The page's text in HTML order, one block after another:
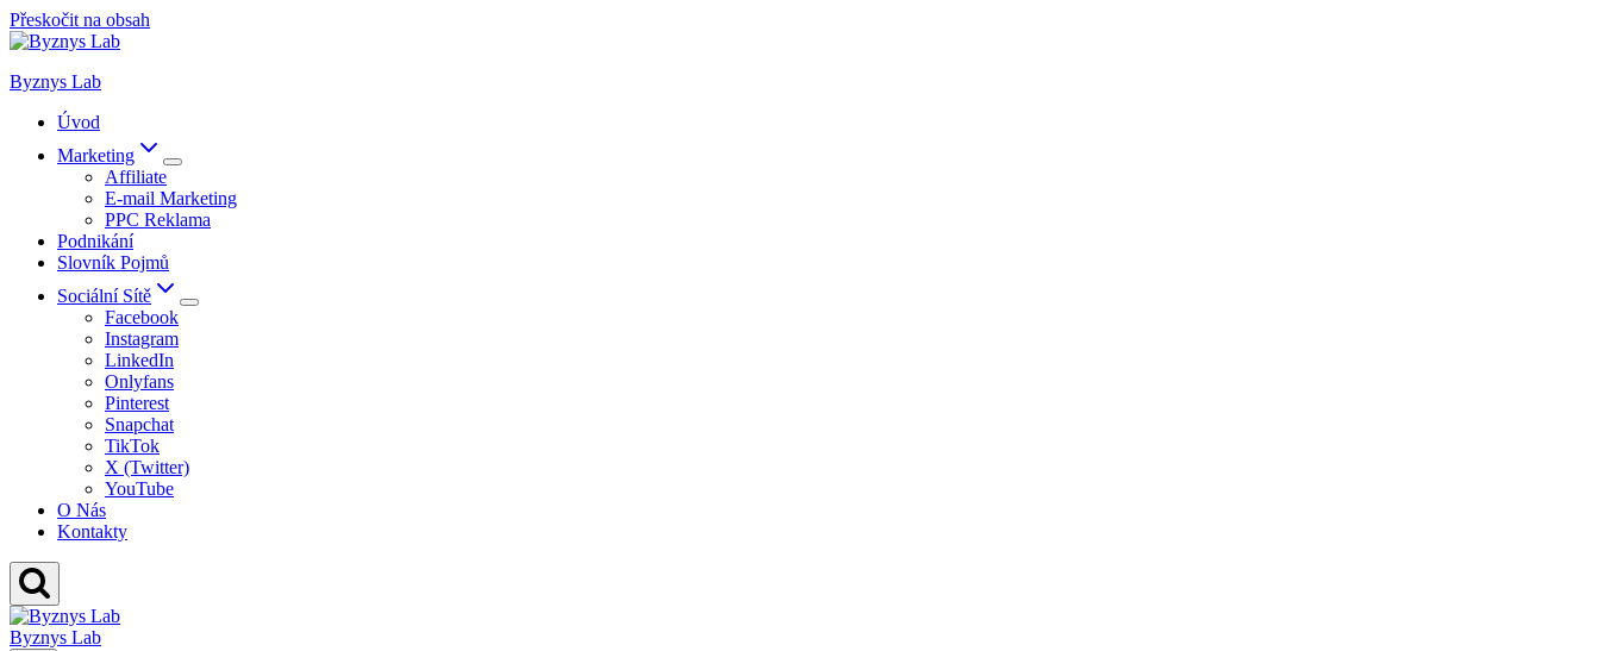
Přeskočit na obsah
Byznys Lab
Úvod
Marketing
Affiliate
E-mail Marketing
PPC Reklama
Podnikání
Slovník Pojmů
Sociální Sítě
Facebook
Instagram
LinkedIn
Onlyfans
Pinterest
Snapchat
TikTok
X (Twitter)
YouTube
O Nás
Kontakty
Byznys Lab